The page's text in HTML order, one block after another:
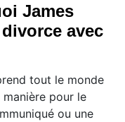
James
avec
tout le monde
pour le
ou une